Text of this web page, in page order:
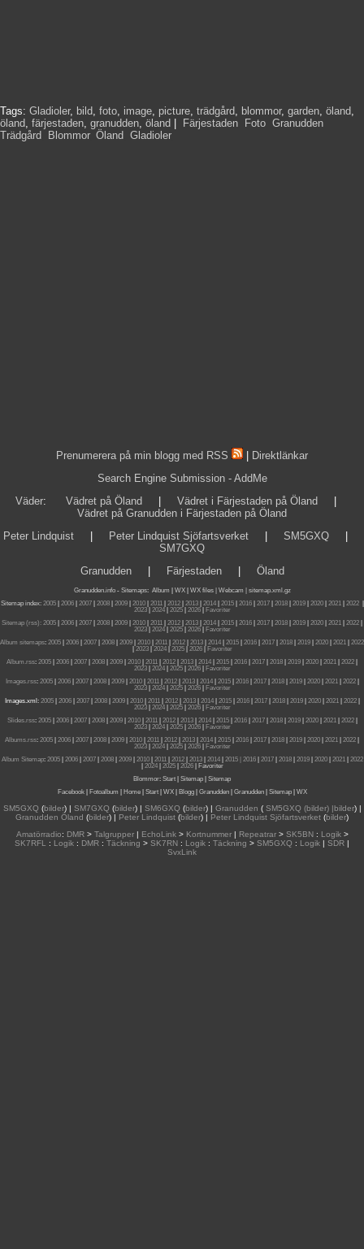
Tags: Gladioler, bild, foto, image, picture, trädgård, blommor, garden, öland,
öland, färjestaden, granudden, öland Färjestaden Foto Granudden
Trädgård
Blommor, Öland Gladioler,
Prenumerera på min blogg med RSS
Direktlänkar
Search Engine Submission - AddMe
Väder: Vädret på Öland Vädret i Färjestaden på Öland
Vädret på Granudden i Färjestaden på Öland
Peter Lindquist
Peter Lindquist Sjöfartsverket SM5GXQ
SM7GXQ
Granudden| Färjestaden| Öland
Granudden.info- Sitemaps: Album WX WX files | Webcam |
sitemap.xml.gz
Sitemap index: 2005| 2006| 2007| 2008| 2009| 2010| 2011| 2012| 2013| 2014| 2015| 2016| 2017| 2018| 2019| 2020| 2021| 2022|
2023| 2024| 2025| 2026|
Favoriter
Sitemap (rss): 2005 2006 2007 2008 2009 2010 2011 2012 2013 2014 2015 2016 2017 2018 2019 2020 2021 2022
2023| 2024| 2025| 2026|
Favoriter
Album sitemaps: 2005 2006 2007 2008 2009 2010 2011 2012 2013 2014 2015 2016 2017 2018 2019 2020 2021
2022
2023| 2024| 2025| 2026|
Favoriter
Album.rss: 2005 2006 2007 2008 2009 2010 2011 2012 2013 2014 2015 2016 2017 2018 2019 2020 2021 2022
2023| 2024| 2025| 2026|
Favoriter
Images.rss: 2005| 2006| 2007| 2008| 2009| 2010| 2011| 2012| 2013| 2014| 2015| 2016| 2017| 2018| 2019| 2020| 2021| 2022|
2023| 2024| 2025| 2026|
Favoriter
Images.xml: 2005| 2006| 2007| 2008| 2009| 2010| 2011| 2012| 2013| 2014| 2015| 2016| 2017| 2018| 2019| 2020| 2021| 2022|
2023| 2024| 2025| 2026|
Favoriter
Slides.rss: 2005| 2006| 2007| 2008| 2009| 2010| 2011| 2012| 2013| 2014| 2015| 2016| 2017| 2018| 2019| 2020| 2021| 2022|
2023| 2024| 2025| 2026|
Favoriter
Albums.rss: 2005 2006 2007 2008 2009 2010 2011 2012 2013 2014 2015 2016 2017 2018 2019 2020 2021 2022
2023| 2024| 2025| 2026|
Favoriter
Album Sitemap: 2005| 2006| 2007| 2008| 2009| 2010| 2011| 2012| 2013| 2014| 2015 | 2016| 2017| 2018| 2019| 2020| 2021| 2022
2024| 2025| 2026|
Favoriter
Blommor: Start Sitemap
Sitemap
Facebook| Fotoalbum Home| Start| WX| Blogg| Granudden| Granudden| Sitemap| WX
SM5GXQ(bilder) | SM7GXQ(bilder) | SM6GXQ(bilder) | Granudden (SM5GXQ (bilder) |bilder) |
Granudden Öland (bilder) | Peter Lindquist (bilder) | Peter Lindquist Sjöfartsverket (bilder)
Amatörradio: DMR> Talgrupper| EchoLink> Kortnummer| Repeatrar> SK5BN: Logik>
SK7RFL
: Logik : DMR : Täckning > SK7RN : Logik : Täckning > SM5GXQ : Logik | SDR |
SvxLink